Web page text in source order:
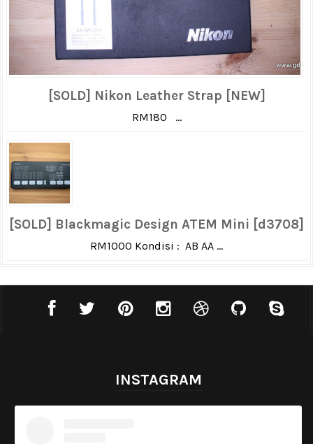
[SOLD] Nikon Leather Strap [NEW]
RM180 ...
[SOLD] Blackmagic Design ATEM Mini [d3708]
RM1000 Kondisi : AB AA ...
INSTAGRAM